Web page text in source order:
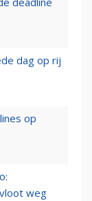
dag op rij
op
weg